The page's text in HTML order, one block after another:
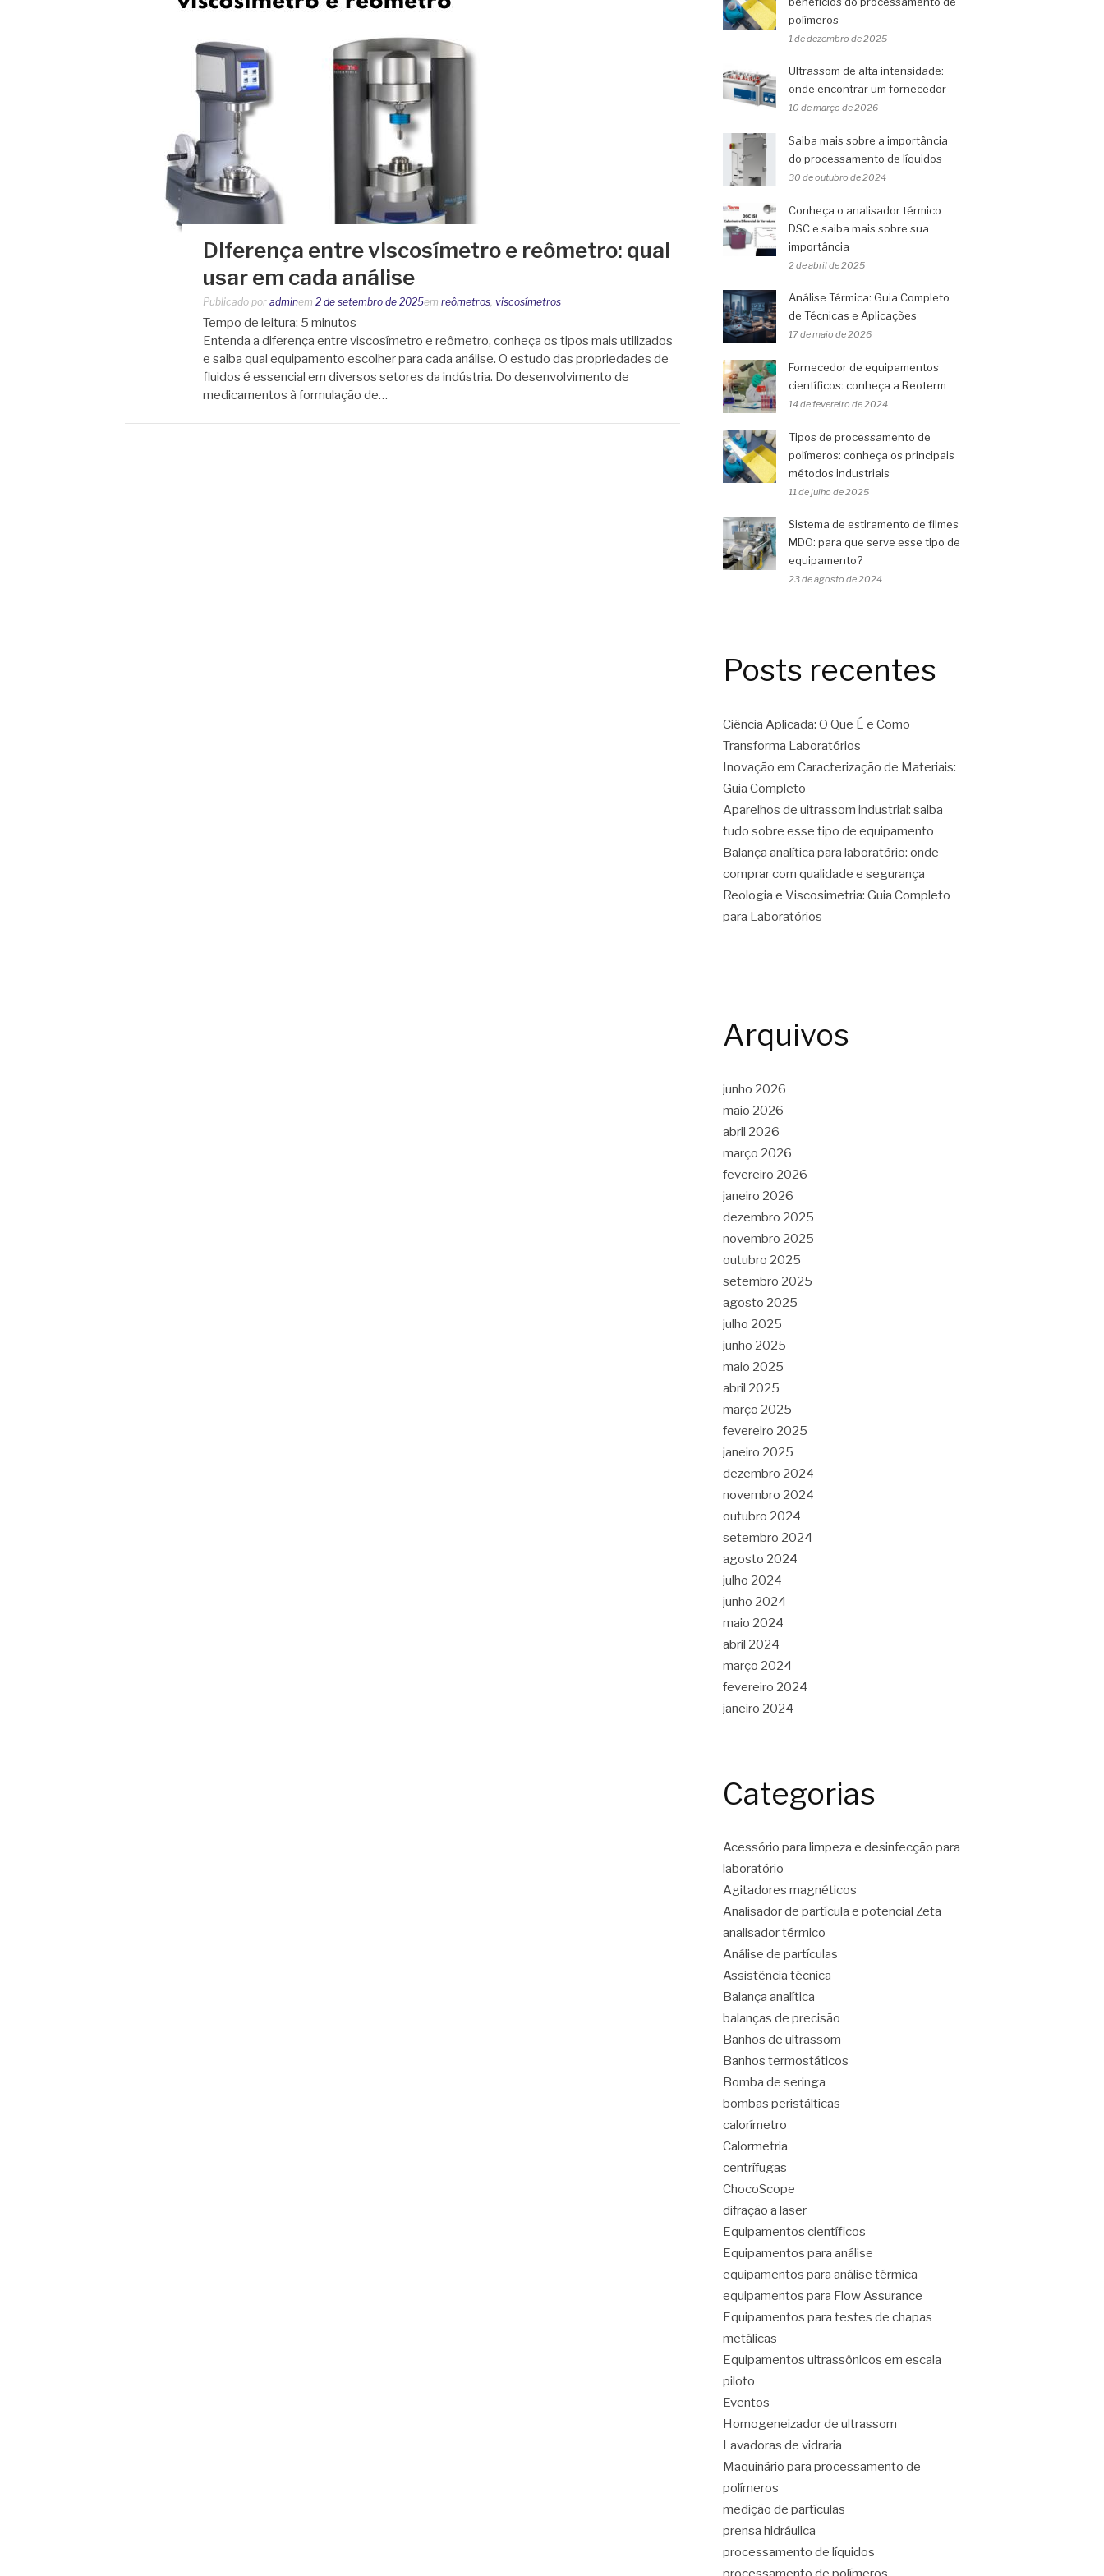
Diferença entre viscosímetro e reômetro: qual
usar em cada análise
Publicado por adminem 2 de setembro de 2025em reômetros, viscosímetros
Tempo de leitura: 5 minutos
Entenda a diferença entre viscosímetro e reômetro, conheça os tipos mais utilizados
e saiba qual equipamento escolher para cada análise. O estudo das propriedades de
fluidos é essencial em diversos setores da indústria. Do desenvolvimento de
medicamentos à formulação de…
polímeros
1 de dezembro de 2025
Ultrassom de alta intensidade:
onde encontrar um fornecedor
10 de março de 2026
Saiba mais sobre a importância
do processamento de líquidos
30 de outubro de 2024
Conheça o analisador térmico
DSC e saiba mais sobre sua
importância
2 de abril de 2025
Análise Térmica: Guia Completo
de Técnicas e Aplicações
17 de maio de 2026
Fornecedor de equipamentos
científicos: conheça a Reoterm
14 de fevereiro de 2024
Tipos de processamento de
polímeros: conheça os principais
métodos industriais
11 de julho de 2025
Sistema de estiramento de filmes
MDO: para que serve esse tipo de
equipamento?
23 de agosto de 2024
Posts recentes
Ciência Aplicada: O Que É e Como
Transforma Laboratórios
Inovação em Caracterização de Materiais:
Guia Completo
Aparelhos de ultrassom industrial: saiba
tudo sobre esse tipo de equipamento
Balança analítica para laboratório: onde
comprar com qualidade e segurança
Reologia e Viscosimetria: Guia Completo
para Laboratórios
Arquivos
junho 2026
maio 2026
abril 2026
março 2026
fevereiro 2026
janeiro 2026
dezembro 2025
novembro 2025
outubro 2025
setembro 2025
agosto 2025
julho 2025
junho 2025
maio 2025
abril 2025
março 2025
fevereiro 2025
janeiro 2025
dezembro 2024
novembro 2024
outubro 2024
setembro 2024
agosto 2024
julho 2024
junho 2024
maio 2024
abril 2024
março 2024
fevereiro 2024
janeiro 2024
Categorias
Acessório para limpeza e desinfecção para
laboratório
Agitadores magnéticos
Analisador de partícula e potencial Zeta
analisador térmico
Análise de partículas
Assistência técnica
Balança analítica
balanças de precisão
Banhos de ultrassom
Banhos termostáticos
Bomba de seringa
bombas peristálticas
calorímetro
Calormetria
centrífugas
ChocoScope
difração a laser
Equipamentos científicos
Equipamentos para análise
equipamentos para análise térmica
equipamentos para Flow Assurance
Equipamentos para testes de chapas
metálicas
Equipamentos ultrassônicos em escala
piloto
Eventos
Homogeneizador de ultrassom
Lavadoras de vidraria
Maquinário para processamento de
polímeros
medição de partículas
prensa hidráulica
processamento de líquidos